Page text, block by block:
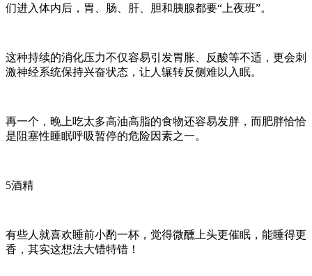
们进入体内后，胃、肠、肝、胆和胰腺都要“上夜班”。
这种持续的消化压力不仅容易引发胃胀、反酸等不适，更会刺
激神经系统保持兴奋状态，让人辗转反侧难以入眠。
再一个，晚上吃太多高油高脂的食物还容易发胖，而肥胖恰恰
是阻塞性睡眠呼吸暂停的危险因素之一。
5酒精
有些人就喜欢睡前小酌一杯，觉得微醺上头更催眠，能睡得更
香，其实这想法大错特错！